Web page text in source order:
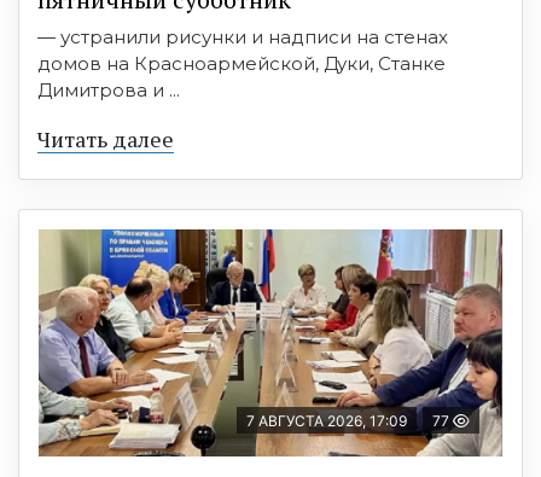
— устранили рисунки и надписи на стенах
домов на Красноармейской, Дуки, Станке
Димитрова и ...
Читать далее
7 АВГУСТА 2026, 17:09 77